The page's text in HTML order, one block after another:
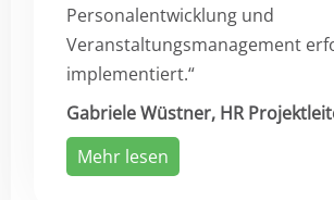
Personalentwicklung und
Veranstaltungsmanagement
implementiert.“
Gabriele Wüstner, HR
Mehr lesen